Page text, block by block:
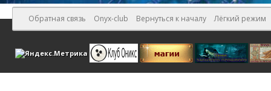
Обратная связь Onyx-club Вернуться к началу Лёгкий режим